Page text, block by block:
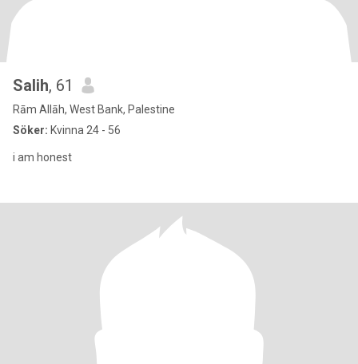
Salih, 61
Rām Allāh, West Bank, Palestine
Söker: Kvinna 24 - 56
i am honest